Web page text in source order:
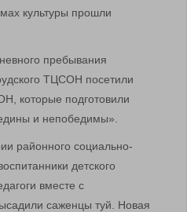
культуры прошли
пребывания
ТЦСОН посетили
которые подготовили
и непобедимы».
районного социально-
детского
вместе с
саженцы туй. Новая